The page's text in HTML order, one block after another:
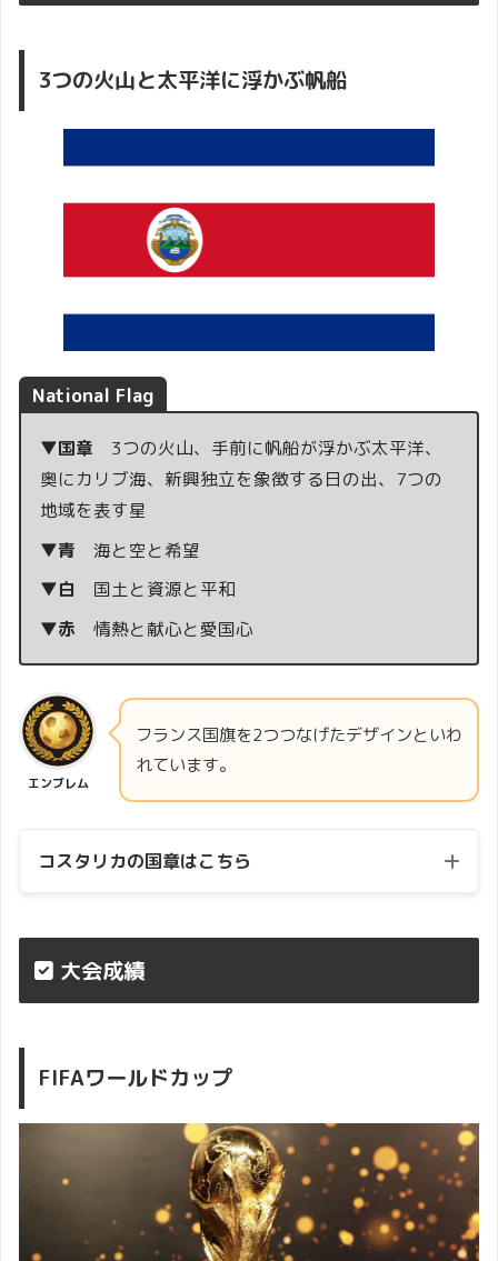
3つの火山と太平洋に浮かぶ帆船
National Flag
▼国章 3つの火山、手前に帆船が浮かぶ太平洋、
奥にカリブ海、新興独立を象徴する日の出、7つの
地域を表す星
▼青 海と空と希望
▼白 国土と資源と平和
▼赤 情熱と献心と愛国心
エンブレム
フランス国旗を2つつなげたデザインといわ
れています。
コスタリカの国章はこちら
National
大会成績
FIFAワールドカップ